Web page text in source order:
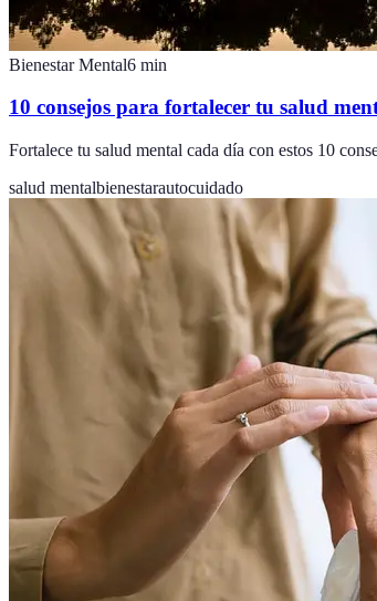
Bienestar Mental6 min
10 consejos para fortalecer tu salud
Fortalece tu salud mental cada día con estos 10
salud mentalbienestarautocuidado